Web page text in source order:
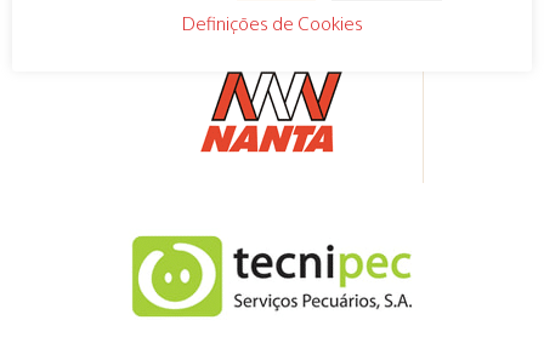
Definições de Cookies